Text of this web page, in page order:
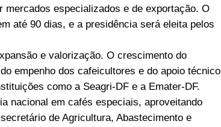
mercados especializados e de exportação. O
até 90 dias, e a presidência será eleita pelos
e valorização. O crescimento do
empenho dos cafeicultores e do apoio técnico
como a Seagri-DF e a Emater-DF.
nacional em cafés especiais, aproveitando
de Agricultura, Abastecimento e